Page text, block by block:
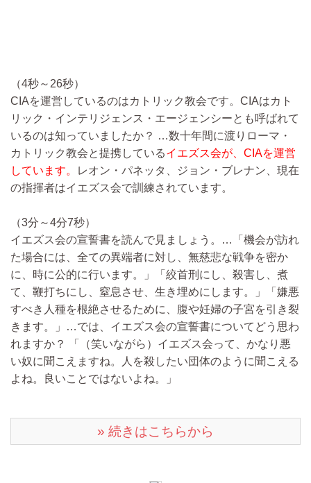
（4秒～26秒）
CIAを運営しているのはカトリック教会です。CIAはカト
リック・インテリジェンス・エージェンシーとも呼ばれて
いるのは知っていましたか？ …数十年間に渡りローマ・
カトリック教会と提携しているイエズス会が、CIAを運営
しています。
レオン・パネッタ、ジョン・ブレナン、現在
の指揮者はイエズス会で訓練されています。
（3分～4分7秒）
イエズス会の宣誓書を読んで見ましょう。…「機会が訪れ
た場合には、全ての異端者に対し、無慈悲な戦争を密か
に、時に公的に行います。」「絞首刑にし、殺害し、煮
て、鞭打ちにし、窒息させ、生き埋めにします。」「嫌悪
すべき人種を根絶させるために、腹や妊婦の子宮を引き裂
きます。」…では、イエズス会の宣誓書についてどう思わ
れますか？ 「（笑いながら）イエズス会って、かなり悪
い奴に聞こえますね。人を殺したい団体のように聞こえる
よね。良いことではないよね。」
» 続きはこちらから